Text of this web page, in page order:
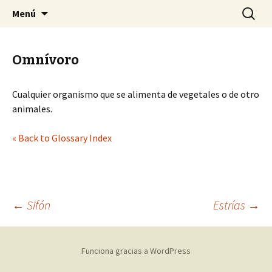
SMACH
Sociedad Malacológica de Chile
Menú Buscar:
Omnívoro
Cualquier organismo que se alimenta de vegetales o de otro
animales.
« Back to Glossary Index
Navegación
← Sifón Estrías →
Funciona gracias a WordPress